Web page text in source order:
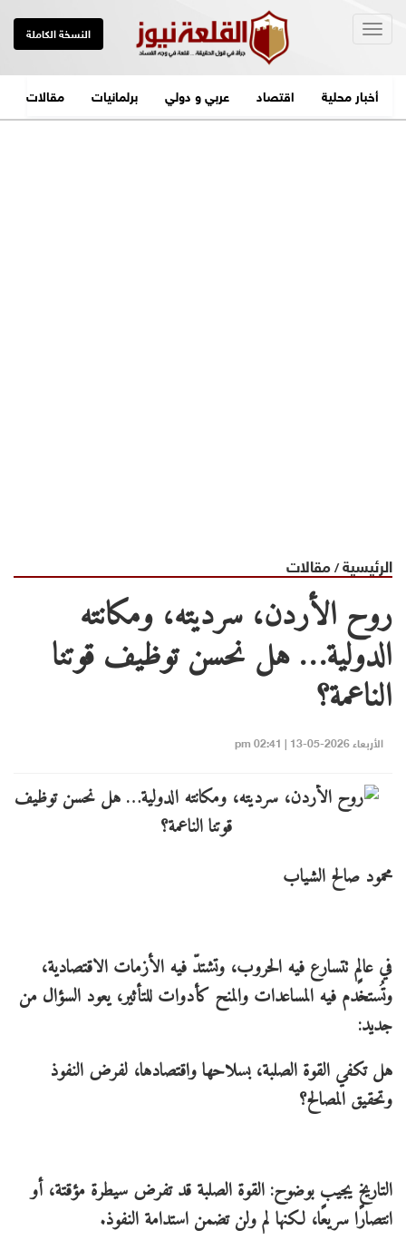
النسخة الكاملة
أخبار محلية اقتصاد عربي و دولي برلمانيات مقالات
الرئيسية/مقالات
روح الأردن، سرديته، ومكانته
الدولية… هل نحسن توظيف قوتنا
الناعمة؟
الأربعاء 2026-05-13 | 02:41 pm
محمود صالح الشياب
في عالمٍ تتسارع فيه الحروب، وتشتدّ فيه الأزمات الاقتصادية،
وتُستخدم فيه المساعدات والمنح كأدوات للتأثير، يعود السؤال من
جديد:
هل تكفي القوة الصلبة، بسلاحها واقتصادها، لفرض النفوذ
وتحقيق المصالح؟
التاريخ يجيب بوضوح: القوة الصلبة قد تفرض سيطرة مؤقتة، أو
انتصارًا سريعًا، لكنها لم ولن تضمن استدامة النفوذ.